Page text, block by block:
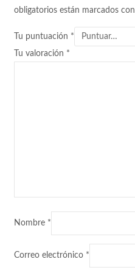
obligatorios están marcados con
Tu puntuación *
Tu valoración *
Nombre *
Correo electrónico *